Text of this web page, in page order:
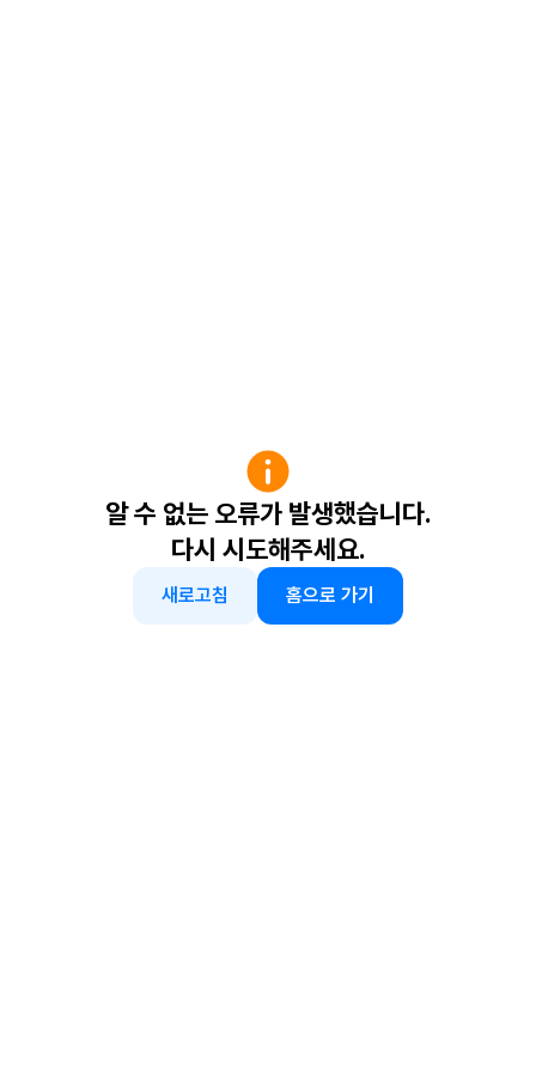
알 수 없는 오류가 발생했습니다.
다시 시도해주세요.
새로고침 홈으로 가기